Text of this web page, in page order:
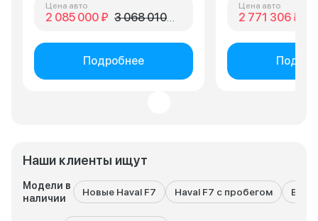
Наши клиенты ищут
Модели в
наличии
Новые Haval F7 Haval F7 с пробегом Все
Цена авто
2 085 000 ₽ 3 068 010 ₽
Подробнее
Цена авто
2 771 306 ₽